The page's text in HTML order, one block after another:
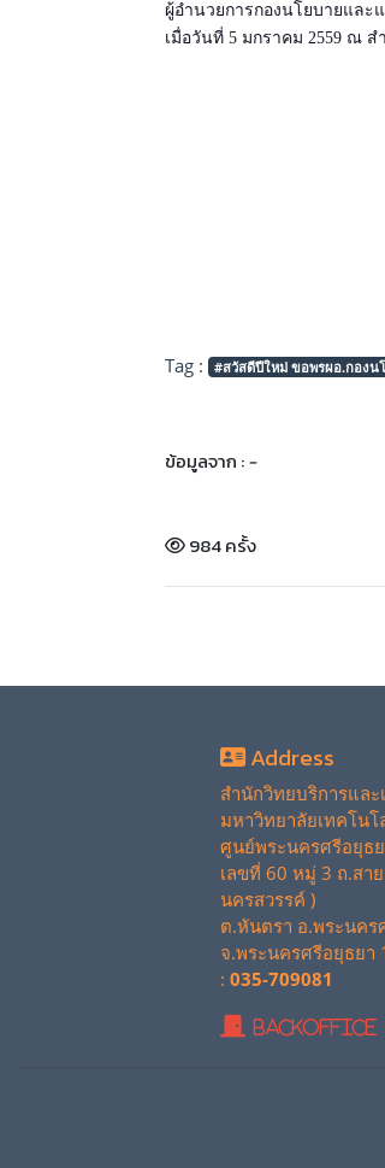
ผู้อำนวยการกองนโยบายแล
เมื่อวันที่ 5 มกราคม 2559 ณ
Tag : #สวัสดีปีใหม่ ขอพรผอ.กอง
ข้อมูลจาก :-
984 ครั้ง
Address
สำนักวิทยบริการแล
มหาวิทยาลัยเทคโน
ศูนย์พระนครศรีอยุธ
เลขที่ 60 หมู่ 3 ถ.สาย
นครสวรรค์ )
ต.หันตรา อ.พระนคร
จ.พระนครศรีอยุธยา
: 035-709081
BackOffice